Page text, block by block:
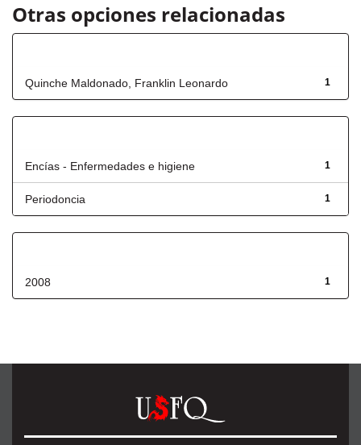
Otras opciones relacionadas
1
Quinche Maldonado, Franklin Leonardo
1
Encías - Enfermedades e higiene
1
Periodoncia
1
2008